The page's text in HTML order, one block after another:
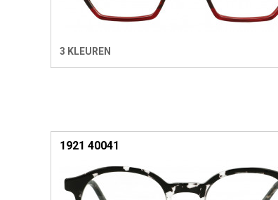
3 KLEUREN
1921 40041